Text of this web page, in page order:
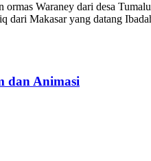
Waraney dari desa
dari Makasar yang datang
dan Animasi